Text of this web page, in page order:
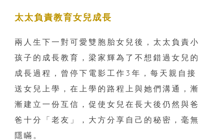
太太負責教育女兒成長
兩人生下一對可愛雙胞胎女兒後，太太負責小
孩子的成長教育，梁家輝為了不想錯過女兒的
成長過程，曾停下電影工作3年，每天親自接
送女兒上學，在上學的路程上與她們溝通，漸
漸建立一份互信，促使女兒在長大後仍然與爸
爸十分「老友」，大方分享自己的秘密，毫無
隱瞞。